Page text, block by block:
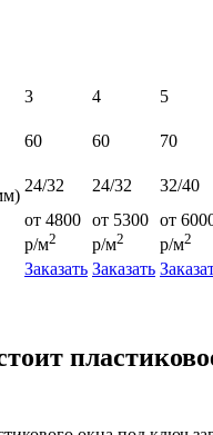
3 4 5
60 60 70
24/32 24/32 32/40
от 4800
р/м2
от 5300
р/м2
от
р/м2
Заказать Заказать